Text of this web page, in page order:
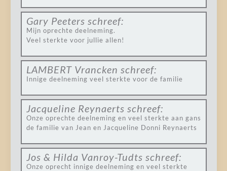
Gary Peeters schreef:
Mijn oprechte deelneming.
Veel sterkte voor jullie allen!
LAMBERT Vrancken schreef:
Innige deelneming veel sterkte voor de familie
Jacqueline Reynaerts schreef:
Onze oprechte deelneming en veel sterkte aan gans
de familie van Jean en Jacqueline Donni Reynaerts
Jos & Hilda Vanroy-Tudts schreef:
Onze oprecht innige deelneming en veel sterkte